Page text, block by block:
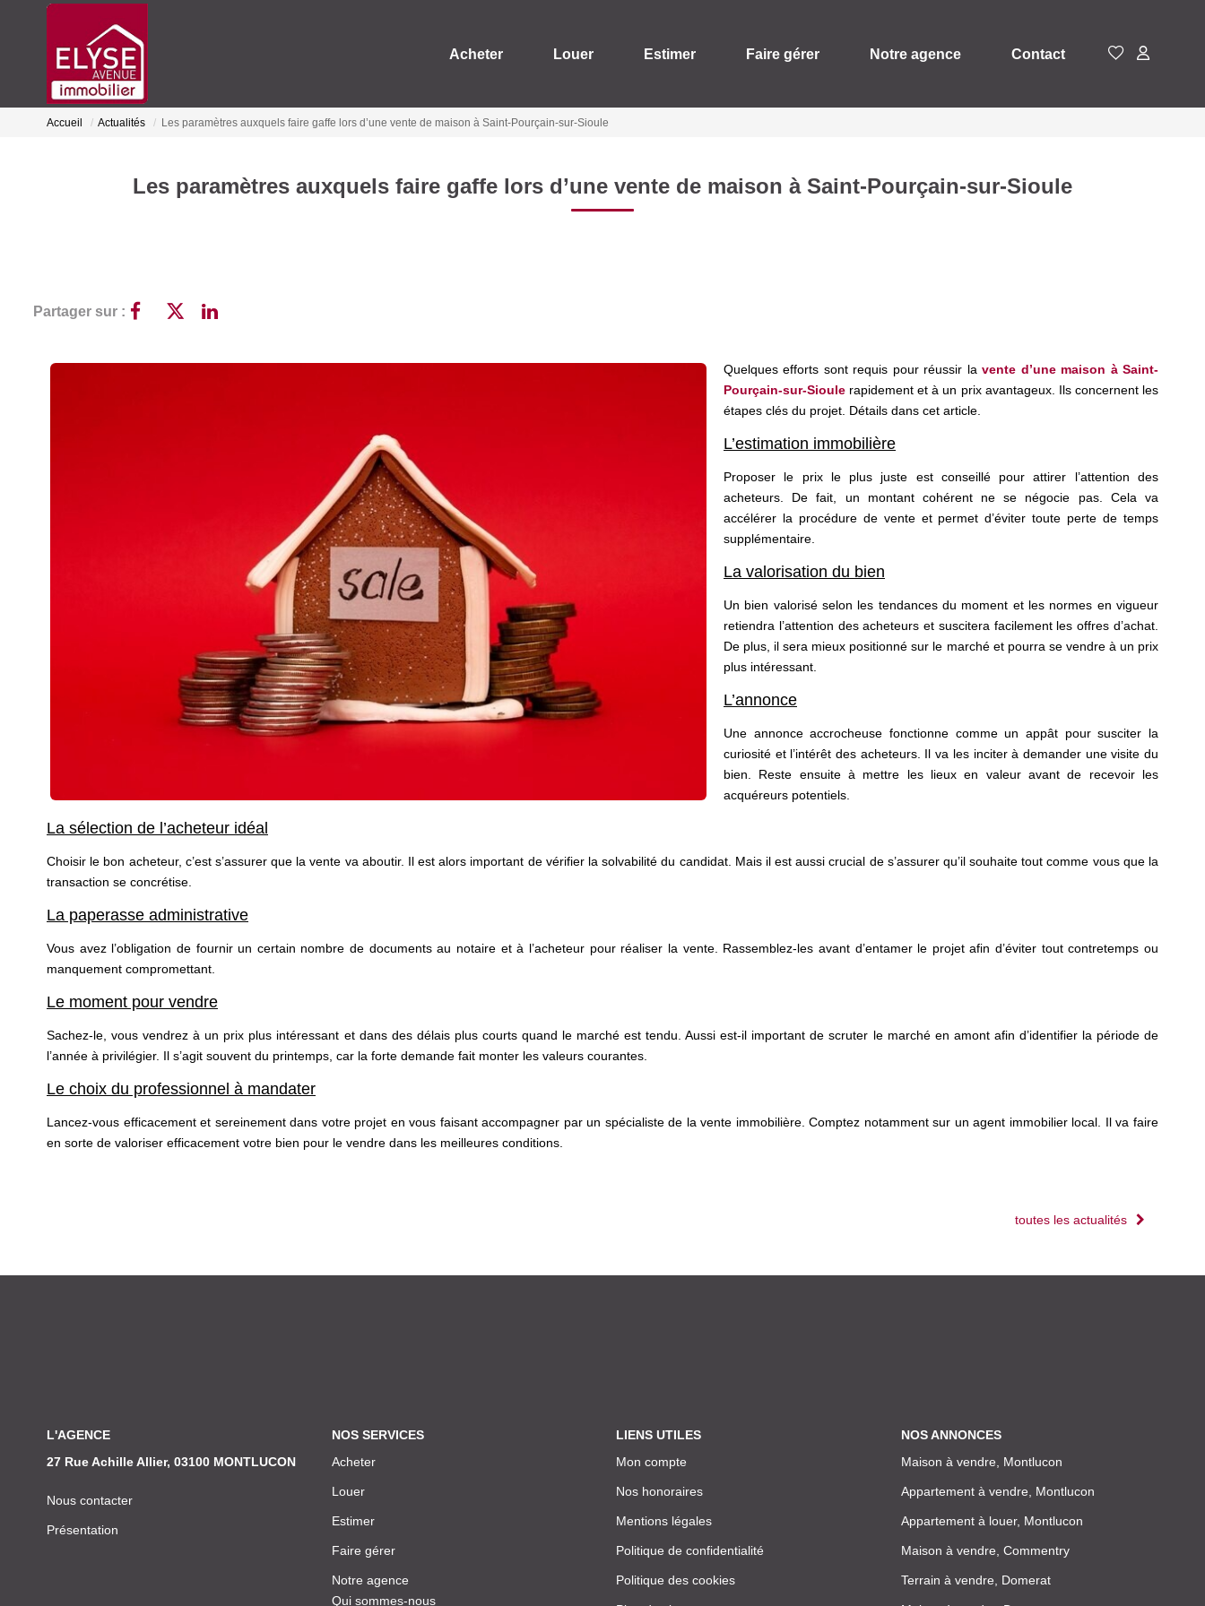
Acheter Louer Estimer Faire gérer Notre agence Contact
Accueil Actualités Les paramètres auxquels faire gaffe lors d’une vente de maison à Saint-Pourçain-sur-Sioule
Les paramètres auxquels faire gaffe lors d’une vente de maison à Saint-Pourçain-sur-Sioule
Partager sur :
Quelques efforts sont requis pour réussir lavente d’une maison à Saint-
Pourçain-sur-Sioule rapidement et à un prix avantageux. Ils concernent les
étapes clés du projet. Détails dans cet article.
L’estimation immobilière
Proposer le prix le plus juste est conseillé pour attirer l’attention des
acheteurs. De fait, un montant cohérent ne se négocie pas. Cela va
accélérer la procédure de vente et permet d’éviter toute perte de temps
supplémentaire.
La valorisation du bien
Un bien valorisé selon les tendances du moment et les normes en vigueur
retiendra l’attention des acheteurs et suscitera facilement les offres d’achat.
De plus, il sera mieux positionné sur le marché et pourra se vendre à un prix
plus intéressant.
L’annonce
Une annonce accrocheuse fonctionne comme un appât pour susciter la
curiosité et l’intérêt des acheteurs. Il va les inciter à demander une visite du
bien. Reste ensuite à mettre les lieux en valeur avant de recevoir les
acquéreurs potentiels.
La sélection de l’acheteur idéal
Choisir le bon acheteur, c’est s’assurer que la vente va aboutir. Il est alors important de vérifier la solvabilité du candidat. Mais il est aussi crucial de s’assurer qu’il souhaite tout comme vous que la
transaction se concrétise.
La paperasse administrative
Vous avez l’obligation de fournir un certain nombre de documents au notaire et à l’acheteur pour réaliser la vente. Rassemblez-les avant d’entamer le projet afin d’éviter tout contretemps ou
manquement compromettant.
Le moment pour vendre
Sachez-le, vous vendrez à un prix plus intéressant et dans des délais plus courts quand le marché est tendu. Aussi est-il important de scruter le marché en amont afin d’identifier la période de
l’année à privilégier. Il s’agit souvent du printemps, car la forte demande fait monter les valeurs courantes.
Le choix du professionnel à mandater
Lancez-vous efficacement et sereinement dans votre projet en vous faisant accompagner par un spécialiste de la vente immobilière. Comptez notamment sur un agent immobilier local. Il va faire
en sorte de valoriser efficacement votre bien pour le vendre dans les meilleures conditions.
toutes les actualités
L'AGENCE
27 Rue Achille Allier, 03100 MONTLUCON
Nous contacter
Présentation
NOS SERVICES
Acheter
Louer
Estimer
Faire gérer
Notre agence
Qui sommes-nous
LIENS UTILES
Mon compte
Nos honoraires
Mentions légales
Politique de confidentialité
Politique des cookies
NOS ANNONCES
Maison à vendre, Montlucon
Appartement à vendre, Montlucon
Appartement à louer, Montlucon
Maison à vendre, Commentry
Terrain à vendre, Domerat